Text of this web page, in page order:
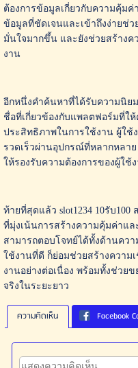
ต้องการข้อมูลเกี่ยวกับความคุ้ม
ข้อมูลที่ชัดเจนและเข้าถึงง่ายช่
มั่นใจมากขึ้น และยังช่วยสร้างค
งาน
อีกหนึ่งคำค้นหาที่ได้รับความนิยม
ชื่อที่เกี่ยวข้องกับแพลตฟอร์มที่ใ
ประสิทธิภาพในการใช้งาน ผู้ใช้
รวดเร็วผ่านอุปกรณ์ที่หลากหลาย
ให้รองรับความต้องการของผู้ใช้
ท้ายที่สุดแล้ว slot1234 10รับ
ที่มุ่งเน้นการสร้างความคุ้มค่าแล
สามารถตอบโจทย์ได้ทั้งด้านคว
ใช้งานที่ดี ก็ย่อมช่วยสร้างความ
งานอย่างต่อเนื่อง พร้อมทั้งช่วย
จริงในระยะยาว
ความคิดเห็น Facebook